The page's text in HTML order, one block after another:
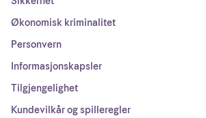
Økonomisk kriminalitet
Personvern
Informasjonskapsler
Tilgjengelighet
Kundevilkår og spilleregler